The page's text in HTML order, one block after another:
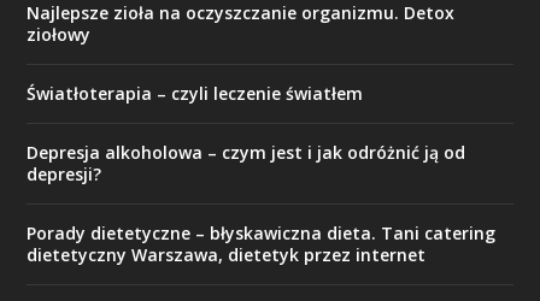
Najlepsze zioła na oczyszczanie organizmu. Detox
ziołowy
Światłoterapia – czyli leczenie światłem
Depresja alkoholowa – czym jest i jak odróżnić ją od
depresji?
Porady dietetyczne – błyskawiczna dieta. Tani catering
dietetyczny Warszawa, dietetyk przez internet